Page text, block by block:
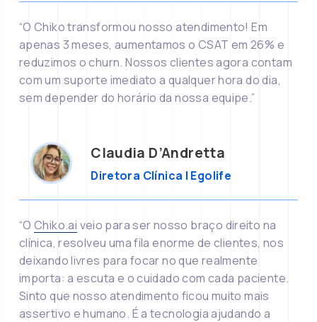
“O Chiko transformou nosso atendimento! Em
apenas 3 meses, aumentamos o CSAT em 26% e
reduzimos o churn. Nossos clientes agora contam
com um suporte imediato a qualquer hora do dia,
sem depender do horário da nossa equipe.”
Claudia D’Andretta
Diretora Clínica | Egolife
“O Chiko.ai veio para ser nosso braço direito na
clínica, resolveu uma fila enorme de clientes, nos
deixando livres para focar no que realmente
importa: a escuta e o cuidado com cada paciente.
Sinto que nosso atendimento ficou muito mais
assertivo e humano. É a tecnologia ajudando a